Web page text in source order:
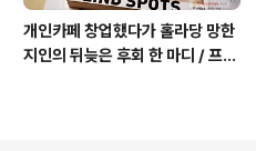
개인카페 창업했다가 홀라당 망한
지인의 뒤늦은 후회 한 마디 / 프랜